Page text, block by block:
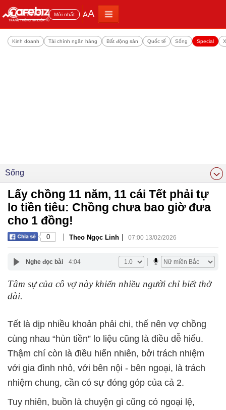
Đọc nhiều Mới nhất AA
Kinh doanh Tài chính ngân hàng Bất động sản Quốc tế Sống Special
Sống
Lấy chồng 11 năm, 11 cái Tết phải tự
lo tiền tiêu: Chồng chưa bao giờ đưa
cho 1 đồng!
0 | Theo Ngọc Linh | 07:00 13/02/2026
Nghe đọc bài 4:04
Tâm sự của cô vợ này khiến nhiều người chỉ biết thở
dài.
Tết là dịp nhiều khoản phải chi, thế nên vợ chồng
cùng nhau “hùn tiền” lo liệu cũng là điều dễ hiểu.
Thậm chí còn là điều hiển nhiên, bởi trách nhiệm
với gia đình nhỏ, với bên nội - bên ngoại, là trách
nhiệm chung, cần có sự đóng góp của cả 2.
Tuy nhiên, buồn là chuyện gì cũng có ngoại lệ,